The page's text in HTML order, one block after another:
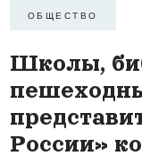
ОБЩЕСТВО
Школы,
России»